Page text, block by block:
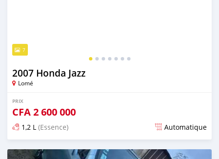
7
2007 Honda Jazz
Lomé
PRIX
CFA2 600 000
1,2 L (Essence) Automatique
Publié il y a 23 jours